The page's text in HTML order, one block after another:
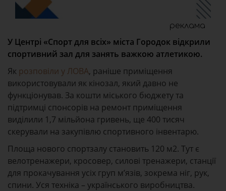
реклама
У Центрі «Спорт для всіх» міста Городок відкрили
спортивний зал для занять важкою атлетикою.
Як розповіли у ЛОВА, раніше приміщення
використовували як кінозал, який давно не
функціонував. За кошти міського бюджету та
підтримці спонсорів на ремонт приміщення
виділили 1,7 мільйона гривень, ще 400 тисяч
скерували на закупівлю спортивного інвентарю.
Площа нового спортзалу становить 120 м2. Тут є
велотренажери, кросовер, силові тренажери, станції
для прокачування усіх груп м’язів, зокрема ніг, рук,
спини. Уся техніка – українського виробництва.